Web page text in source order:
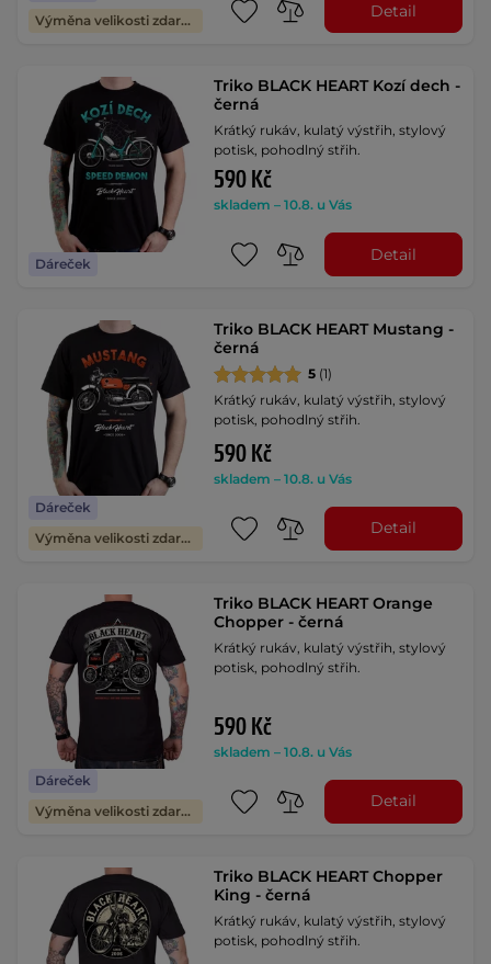
Výměna velikosti zdarma
Detail
Dáreček
Triko BLACK HEART Kozí dech -
černá
Krátký rukáv, kulatý výstřih, stylový
potisk, pohodlný střih.
590 Kč
skladem – 10.8. u Vás
Detail
Dáreček
Výměna velikosti zdarma
Triko BLACK HEART Mustang -
černá
5 (1)
Krátký rukáv, kulatý výstřih, stylový
potisk, pohodlný střih.
590 Kč
skladem – 10.8. u Vás
Detail
Dáreček
Výměna velikosti zdarma
Triko BLACK HEART Orange
Chopper - černá
Krátký rukáv, kulatý výstřih, stylový
potisk, pohodlný střih.
590 Kč
skladem – 10.8. u Vás
Detail
Triko BLACK HEART Chopper
King - černá
Krátký rukáv, kulatý výstřih, stylový
potisk, pohodlný střih.